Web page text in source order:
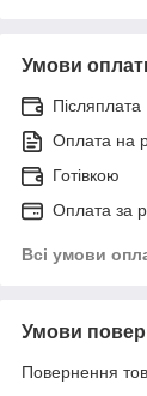
Умови
Післяплата
Оплата на
Готівкою
Оплата за
Всі умови
Умови
Повернення